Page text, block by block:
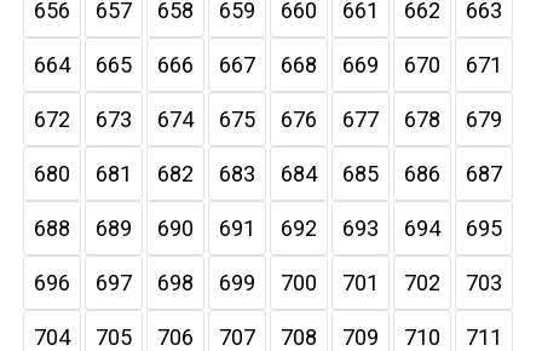
656 657 658 659 660 661 662 663
664 665 666 667 668 669 670 671
672 673 674 675 676 677 678 679
680 681 682 683 684 685 686 687
688 689 690 691 692 693 694 695
696 697 698 699 700 701 702 703
704 705 706 707 708 709 710 711